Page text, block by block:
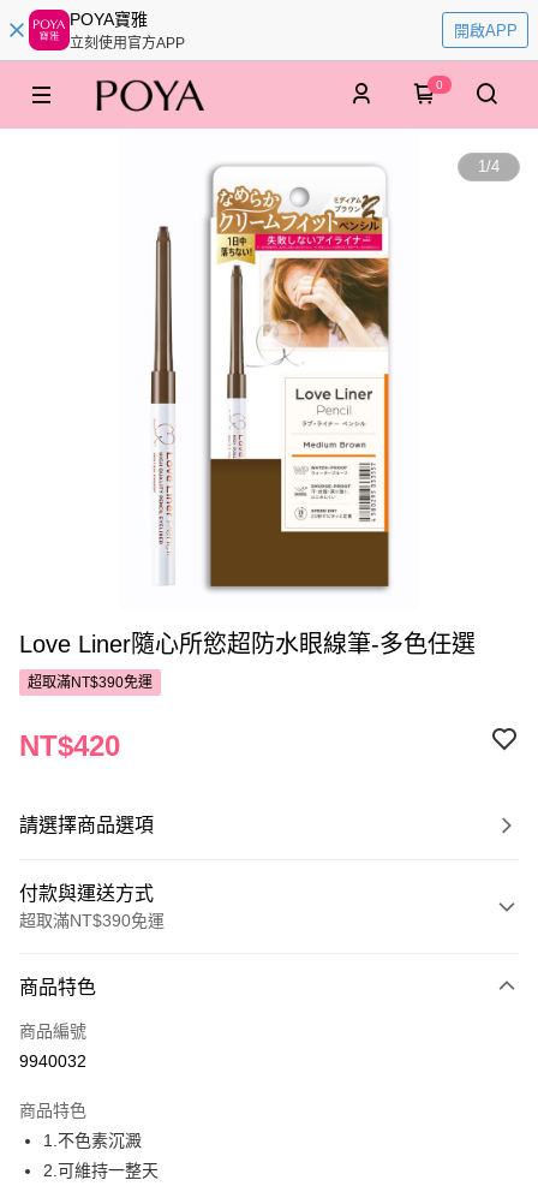
POYA寶雅
立刻使用官方APP
開啟APP
0
1/4
Love Liner隨心所慾超防水眼線筆-多色任選
超取滿NT$390免運
NT$420
請選擇商品選項
付款與運送方式
超取滿NT$390免運
POYA支付
信用卡一次付款
LINE Pay
Apple Pay
商品特色
商品編號
9940032
商品特色
1.不色素沉澱
2.可維持一整天